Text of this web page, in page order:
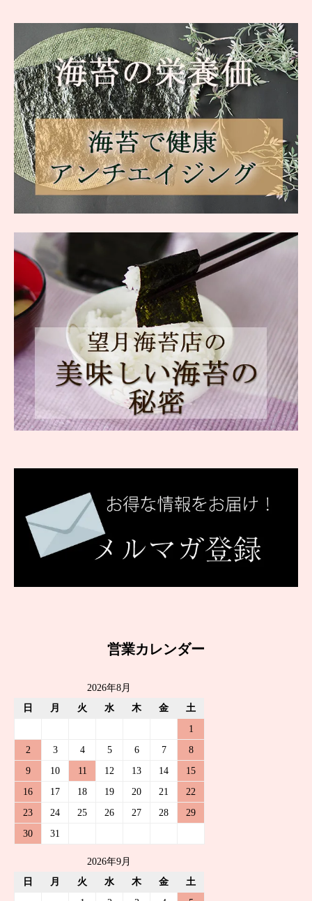
営業カレンダー
2026年8月
日 月 火 水 木 金
土
1
2
3 4 5 6 7
8
9
10 11 12 13 14
15
16
17 18 19 20 21
22
23
24 25 26 27 28
29
30
31
2026年9月
日 月 火 水 木 金
土